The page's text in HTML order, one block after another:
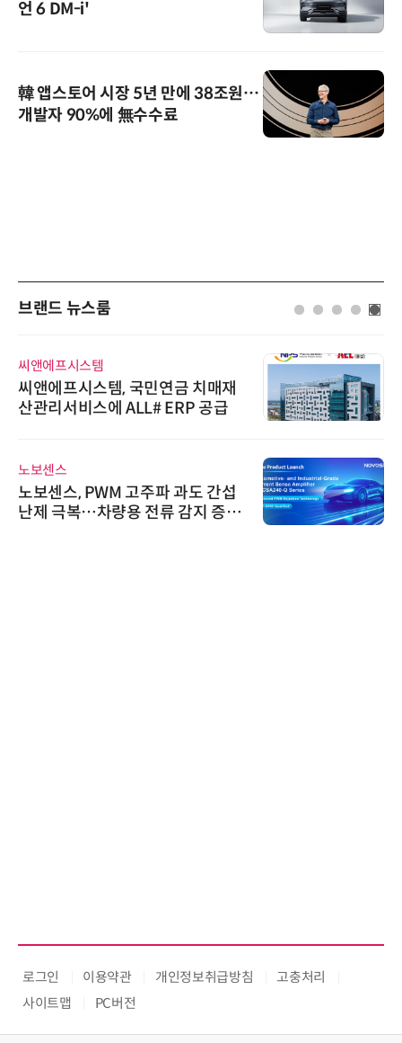
언 6 DM-i'
韓 앱스토어 시장 5년 만에 38조원…
개발자 90%에 無수수료
브랜드 뉴스룸
씨앤에프시스템
씨앤에프시스템, 국민연금 치매재
산관리서비스에 ALL# ERP 공급
노보센스
노보센스, PWM 고주파 과도 간섭
난제 극복…차량용 전류 감지 증폭
로그인 이용약관 개인정보취급방침
고충처리
사이트맵
PC버전